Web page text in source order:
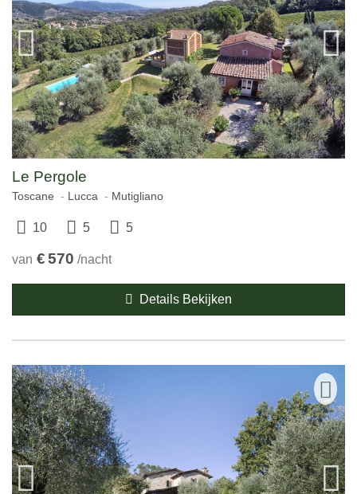
Le Pergole
Toscane Lucca Mutigliano
10 5 5
van €570 /nacht
Details Bekijken